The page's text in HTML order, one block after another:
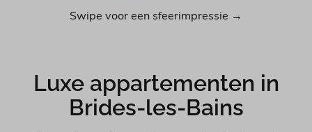
Swipe voor een sfeerimpressie →
Luxe appartementen in
Brides-les-Bains